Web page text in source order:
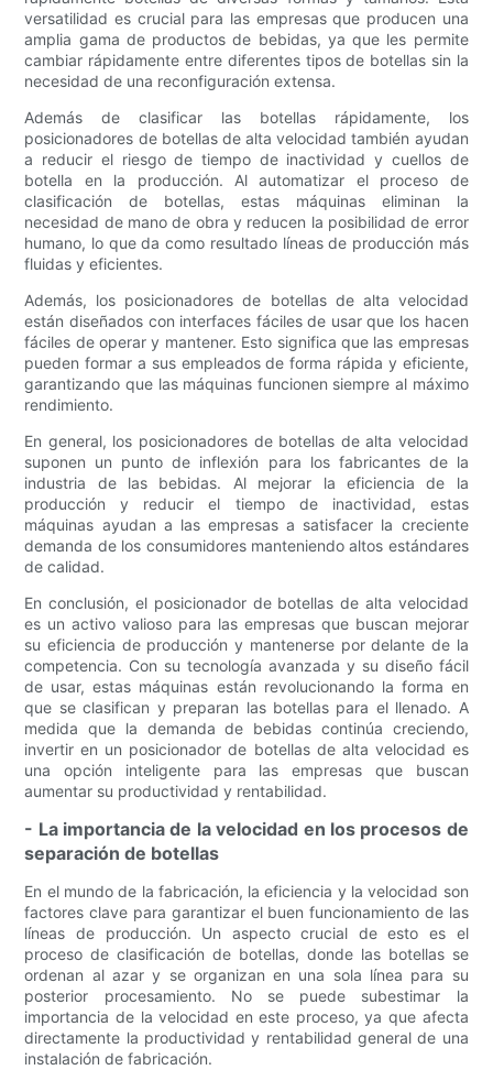
versatilidad es crucial para las empresas que producen una
amplia gama de productos de bebidas, ya que les permite
cambiar rápidamente entre diferentes tipos de botellas sin la
necesidad de una reconfiguración extensa.
Además de clasificar las botellas rápidamente, los
posicionadores de botellas de alta velocidad también ayudan
a reducir el riesgo de tiempo de inactividad y cuellos de
botella en la producción. Al automatizar el proceso de
clasificación de botellas, estas máquinas eliminan la
necesidad de mano de obra y reducen la posibilidad de error
humano, lo que da como resultado líneas de producción más
fluidas y eficientes.
Además, los posicionadores de botellas de alta velocidad
están diseñados con interfaces fáciles de usar que los hacen
fáciles de operar y mantener. Esto significa que las empresas
pueden formar a sus empleados de forma rápida y eficiente,
garantizando que las máquinas funcionen siempre al máximo
rendimiento.
En general, los posicionadores de botellas de alta velocidad
suponen un punto de inflexión para los fabricantes de la
industria de las bebidas. Al mejorar la eficiencia de la
producción y reducir el tiempo de inactividad, estas
máquinas ayudan a las empresas a satisfacer la creciente
demanda de los consumidores manteniendo altos estándares
de calidad.
En conclusión, el posicionador de botellas de alta velocidad
es un activo valioso para las empresas que buscan mejorar
su eficiencia de producción y mantenerse por delante de la
competencia. Con su tecnología avanzada y su diseño fácil
de usar, estas máquinas están revolucionando la forma en
que se clasifican y preparan las botellas para el llenado. A
medida que la demanda de bebidas continúa creciendo,
invertir en un posicionador de botellas de alta velocidad es
una opción inteligente para las empresas que buscan
aumentar su productividad y rentabilidad.
- La importancia de la velocidad en los procesos de
separación de botellas
En el mundo de la fabricación, la eficiencia y la velocidad son
factores clave para garantizar el buen funcionamiento de las
líneas de producción. Un aspecto crucial de esto es el
proceso de clasificación de botellas, donde las botellas se
ordenan al azar y se organizan en una sola línea para su
posterior procesamiento. No se puede subestimar la
importancia de la velocidad en este proceso, ya que afecta
directamente la productividad y rentabilidad general de una
instalación de fabricación.